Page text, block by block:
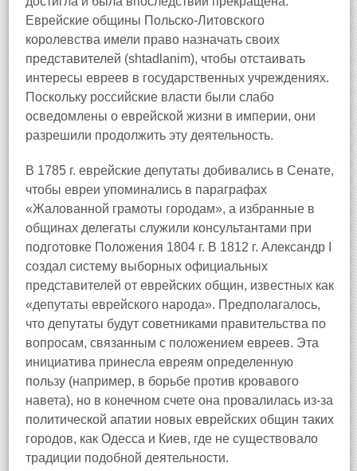
Еврейские общины Польско-Литовского
королевства имели право назначать своих
представителей (shtadlanim), чтобы отстаивать
интересы евреев в государственных учреждениях.
Поскольку российские власти были слабо
осведомлены о еврейской жизни в империи, они
разрешили продолжить эту деятельность.
В 1785 г. еврейские депутаты добивались в Сенате,
чтобы евреи упоминались в параграфах
«Жалованной грамоты городам», а избранные в
общинах делегаты служили консультантами при
подготовке Положения 1804 г. В 1812 г. Александр I
создал систему выборных официальных
представителей от еврейских общин, известных как
«депутаты еврейского народа». Предполагалось,
что депутаты будут советниками правительства по
вопросам, связанным с положением евреев. Эта
инициатива принесла евреям определенную
пользу (например, в борьбе против кровавого
навета), но в конечном счете она провалилась из-за
политической апатии новых еврейских общин таких
городов, как Одесса и Киев, где не существовало
традиции подобной деятельности.